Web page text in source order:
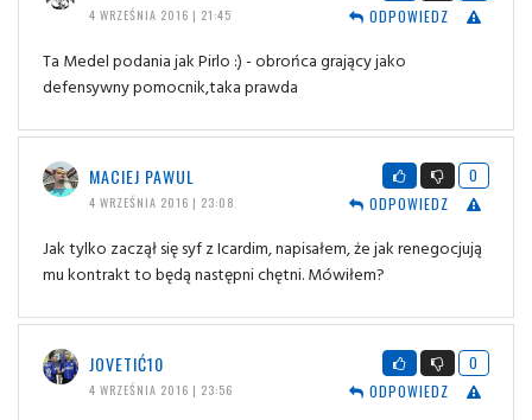
4 WRZEŚNIA 2016 | 21:45
ODPOWIEDZ
Ta Medel podania jak Pirlo :) - obrońca grający jako
defensywny pomocnik,taka prawda
MACIEJ PAWUL
4 WRZEŚNIA 2016 | 23:08
0
ODPOWIEDZ
Jak tylko zaczął się syf z Icardim, napisałem, że jak renegocjują
mu kontrakt to będą następni chętni. Mówiłem?
JOVETIĆ10
4 WRZEŚNIA 2016 | 23:56
0
ODPOWIEDZ